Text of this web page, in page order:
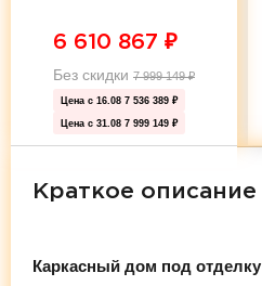
6 610 867 ₽
Без скидки 7 999 149₽
Цена с 16.08 7 536 389 ₽
Цена с 31.08 7 999 149 ₽
Краткое описание
Каркасный дом под отделку